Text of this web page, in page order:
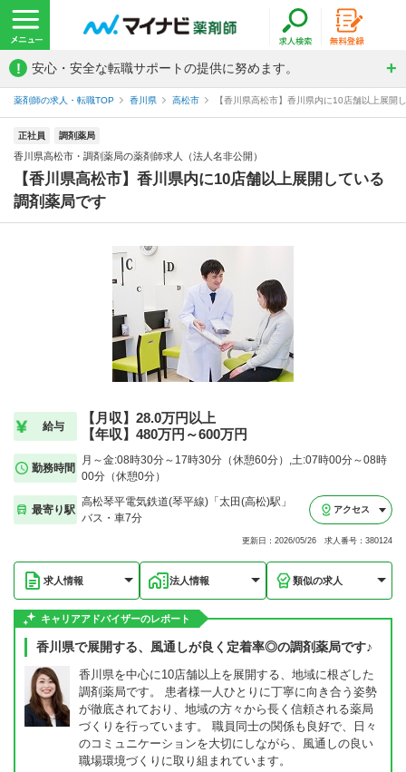
! 安心・安全な転職サポートの提供に努めます。
薬剤師の求人・転職TOP 香川県 高松市 【香川県高松市】香川県内に10店舗以上展
正社員 調剤薬局
香川県高松市・調剤薬局の薬剤師求人（法人名非公開）
【香川県高松市】香川県内に10店舗以上展開している
調剤薬局です
給与
【月収】28.0万円以上
【年収】480万円～600万円
勤務時間
月～金:08時30分～17時30分（休憩60分）,土:07時00分～08時
00分（休憩0分）
最寄り駅
高松琴平電気鉄道(琴平線)「太田(高松)駅」
バス・車7分
アクセス
更新日：2026/05/26 求人番号：380124
求人情報 法人情報 類似の求人
キャリアアドバイザーのレポート
香川県で展開する、風通しが良く定着率◎の調剤薬局です♪
香川県を中心に10店舗以上を展開する、地域に根ざした
調剤薬局です。 患者様一人ひとりに丁寧に向き合う姿勢
が徹底されており、地域の方々から長く信頼される薬局
づくりを行っています。 職員同士の関係も良好で、日々
のコミュニケーションを大切にしながら、風通しの良い
職場環境づくりに取り組まれています。